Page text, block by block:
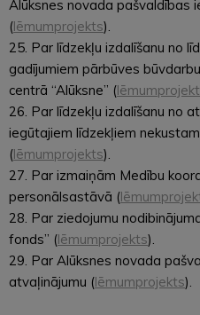
Alūksnes novada pašvaldības
(lēmumprojekts).
25. Par līdzekļu izdalīšanu no
gadījumiem pārbūves
centrā “Alūksne” (
26. Par līdzekļu izdalīšanu no
iegūtajiem līdzekļiem
(lēmumprojekts).
27. Par izmaiņām Medību
personālsastāvā (
28. Par ziedojumu
fonds” (lēmumprojekts).
29. Par Alūksnes novada
atvaļinājumu (lēmumprojekts).